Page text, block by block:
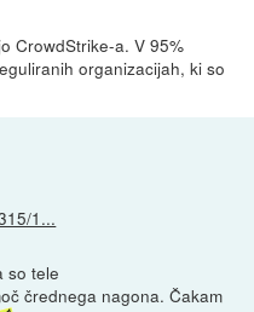
CrowdStrike-a. V 95%
organizacijah, ki so
1...
so tele
črednega nagona. Čakam